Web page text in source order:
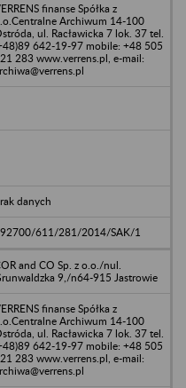
finanse Spółka z
Archiwum 14-100
ul. Racławicka 7 lok. 37 tel.
642-19-97 mobile: +48 505
283 www.verrens.pl, e-mail:
danych
611/281/2014/SAK/1
and CO Sp. z o.o./nul.
9,/n64-915 Jastrowie
finanse Spółka z
Archiwum 14-100
ul. Racławicka 7 lok. 37 tel.
642-19-97 mobile: +48 505
283 www.verrens.pl, e-mail: